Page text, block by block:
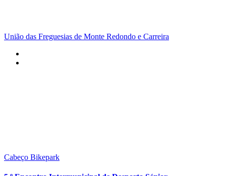
União das Freguesias de Monte Redondo e Carreira
Cabeço Bikepark